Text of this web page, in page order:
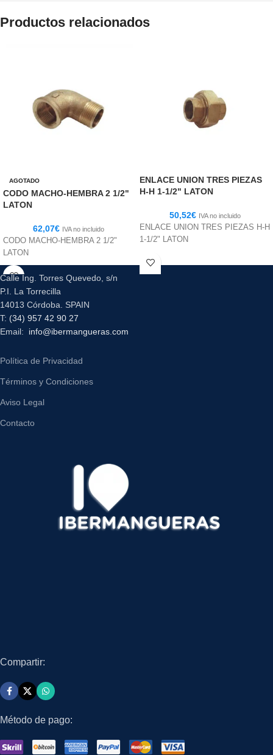
Productos relacionados
AGOTADO
CODO MACHO-HEMBRA 2 1/2"
LATON
62,07€ IVA no incluido
CODO MACHO-HEMBRA 2 1/2"
LATON
ENLACE UNION TRES PIEZAS
H-H 1-1/2" LATON
50,52€ IVA no incluido
ENLACE UNION TRES PIEZAS H-H
1-1/2" LATON
Calle Ing. Torres Quevedo, s/n
P.I. La Torrecilla
14013 Córdoba. SPAIN
T: (34) 957 42 90 27
Email: info@ibermangueras.com
Política de Privacidad
Términos y Condiciones
Aviso Legal
Contacto
Compartir:
Método de pago: